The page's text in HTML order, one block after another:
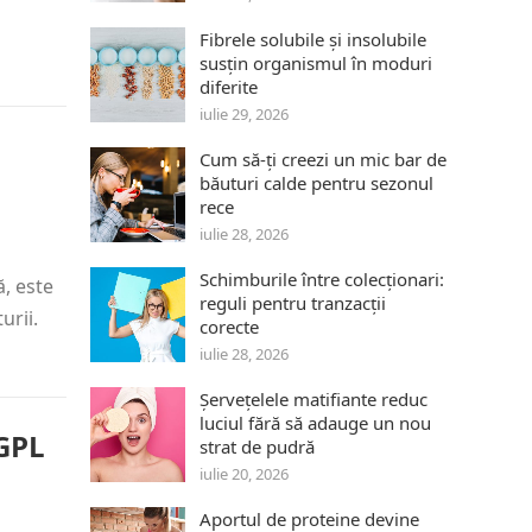
este
Fibrele solubile și insolubile
susțin organismul în moduri
diferite
iulie 29, 2026
Cum să-ți creezi un mic bar de
băuturi calde pentru sezonul
rece
iulie 28, 2026
Schimburile între colecționari:
reguli pentru tranzacții
corecte
iulie 28, 2026
Șervețelele matifiante reduc
luciul fără să adauge un nou
strat de pudră
iulie 20, 2026
Aportul de proteine devine